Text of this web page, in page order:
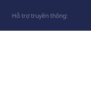
Hỗ trợ truyền thông: